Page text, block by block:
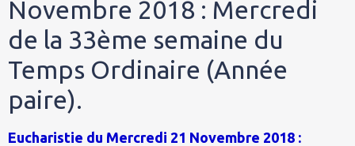
Novembre 2018 : Mercredi
de la 33ème semaine du
Temps Ordinaire (Année
paire).
Eucharistie du Mercredi 21 Novembre 2018 :